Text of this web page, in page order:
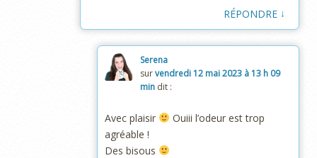
RÉPONDRE ↓
Serena
survendredi 12 mai 2023 à 13 h 09
min dit :
Avec plaisir
Ouiii l’odeur est trop
agréable !
Des bisous